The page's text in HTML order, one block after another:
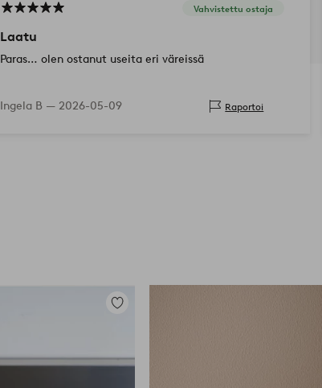
Vahvistettu ostaja
Laatu
Paras… olen ostanut useita eri väreissä
Ingela B — 2026-05-09 Raportoi
Lisää